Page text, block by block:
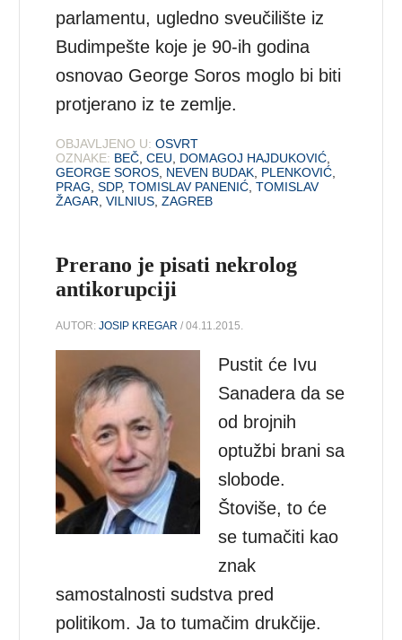
parlamentu, ugledno sveučilište iz
Budimpešte koje je 90-ih godina
osnovao George Soros moglo bi biti
protjerano iz te zemlje.
OBJAVLJENO U: OSVRT
OZNAKE: BEČ ,CEU DOMAGOJ HAJDUKOVIĆ
GEORGE SOROS NEVEN BUDAK PLENKOVIĆ
PRAG ,SDP,TOMISLAV PANENIĆ ,TOMISLAV
ŽAGAR ,VILNIUS ,ZAGREB
Prerano je pisati nekrolog
antikorupciji
AUTOR:JOSIP KREGAR / 04.11.2015.
Pustit će Ivu
Sanadera da se
od brojnih
optužbi brani sa
slobode.
Štoviše, to će
se tumačiti kao
znak
samostalnosti sudstva pred
politikom. Ja to tumačim drukčije.